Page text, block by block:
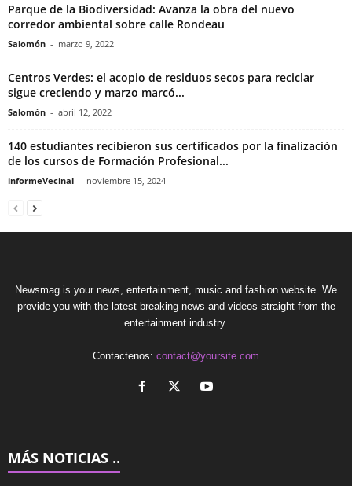
Parque de la Biodiversidad: Avanza la obra del nuevo
corredor ambiental sobre calle Rondeau
Salomón - marzo 9, 2022
Centros Verdes: el acopio de residuos secos para reciclar
sigue creciendo y marzo marcó...
Salomón - abril 12, 2022
140 estudiantes recibieron sus certificados por la finalización
de los cursos de Formación Profesional...
informeVecinal - noviembre 15, 2024
Newsmag is your news, entertainment, music and fashion website. We
provide you with the latest breaking news and videos straight from the
entertainment industry.
Contactenos: contact@yoursite.com
MÁS NOTICIAS ..